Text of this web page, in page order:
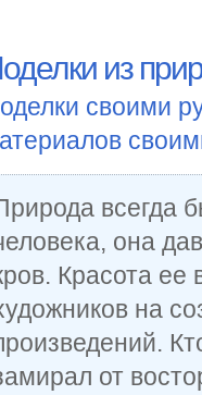
из
своими
всегда
она
Красота ее
на
от